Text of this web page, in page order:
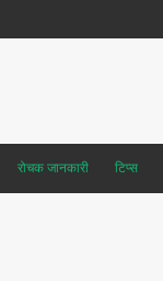
रोचक जानकारी टिप्स